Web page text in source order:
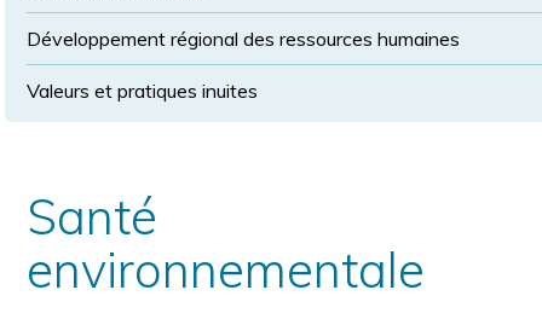
Développement régional des ressources humaines
Valeurs et pratiques inuites
Santé
environnementale